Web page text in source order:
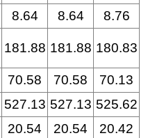
8.64 8.64
8.76
181.88 181.88 180.83
70.58 70.58
70.13
527.13 527.13 525.62
20.54 20.54
20.42